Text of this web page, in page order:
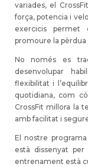
variades, el
força, potencia i
exercicis permet
promoure la pèrdua
No només es
desenvolupar
flexibilitat i
quotidiana, com
CrossFit millora la
amb facilitat i
El nostre
està dissenyat
entrenament està